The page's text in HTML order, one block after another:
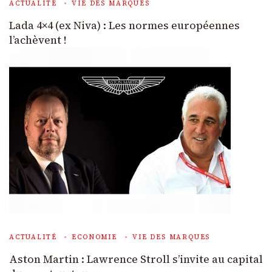
ACTUALITÉ VIE DES MARQUES
Lada 4×4 (ex Niva) : Les normes européennes
l’achèvent !
ACTUALITÉ ECONOMIE VIE DES MARQUES
Aston Martin : Lawrence Stroll s’invite au capital